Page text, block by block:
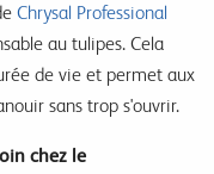
Chrysal Professional
au tulipes. Cela
de vie et permet aux
sans trop s'ouvrir.
chez le